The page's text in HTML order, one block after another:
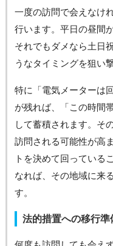
一度の訪問で会えなけ
行います。平日の昼間
それでもダメなら土日
うなタイミングを狙い
特に「電気メーターは
が残れば、「この時間
して蓄積されます。そ
訪問される可能性が高
トを決めて回っている
なれば、その地域に来
す。
法的措置への移行準